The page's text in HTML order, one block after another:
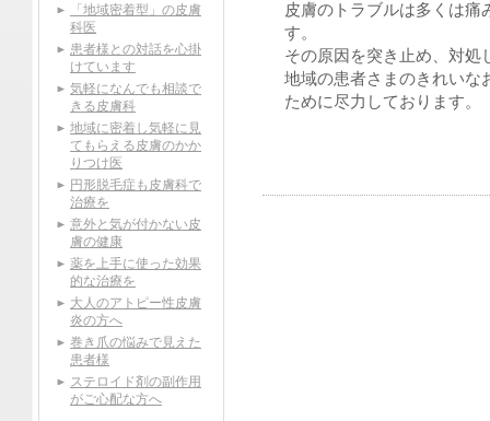
皮膚のトラブルは多くは痛
す。
その原因を突き止め、対処
地域の患者さまのきれいな
ために尽力しております。
「地域密着型」の皮膚
科医
患者様との対話を心掛
けています
気軽になんでも相談で
きる皮膚科
地域に密着し気軽に見
てもらえる皮膚のかか
りつけ医
円形脱毛症も皮膚科で
治療を
意外と気が付かない皮
膚の健康
薬を上手に使った効果
的な治療を
大人のアトピー性皮膚
炎の方へ
巻き爪の悩みで見えた
患者様
ステロイド剤の副作用
がご心配な方へ